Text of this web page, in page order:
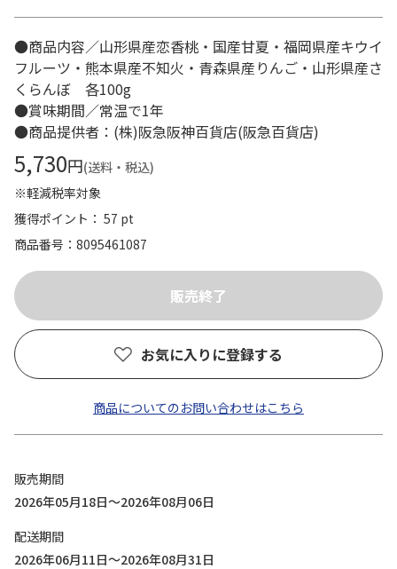
●商品内容／山形県産恋香桃・国産甘夏・福岡県産キウイ
フルーツ・熊本県産不知火・青森県産りんご・山形県産さ
くらんぼ 各100g
●賞味期間／常温で1年
●商品提供者：(株)阪急阪神百貨店(阪急百貨店)
5,730円(送料・税込)
※軽減税率対象
獲得ポイント： 57 pt
商品番号
8095461087
お気に入りに登録する
商品についてのお問い合わせはこちら
販売期間
2026年05月18日～2026年08月06日
配送期間
2026年06月11日～2026年08月31日